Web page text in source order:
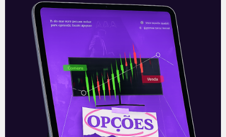
Vitória democrata
O segundo turno para a eleição do
Senado no estado americano da Georgia
trouxe algumas novidades. Uma delas foi
a eleição do democrata Raphael
Warnock.